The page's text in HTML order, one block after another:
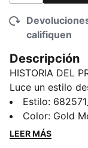
califiquen
Descripción
HISTORIA DEL
Luce un estilo
capucha que
bordado de
acanalados
Estilo:
Color: Gold
LEER MÁS